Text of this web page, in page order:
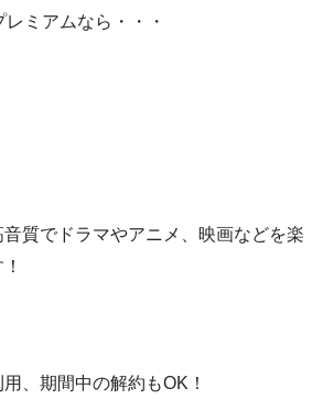
ミアムなら・・・
質でドラマやアニメ、映画などを楽
、期間中の解約もOK！